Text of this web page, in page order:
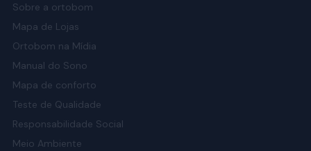
Sobre a ortobom
Mapa de Lojas
Ortobom na Mídia
Manual do Sono
Mapa de conforto
Teste de Qualidade
Responsabilidade Social
Meio Ambiente